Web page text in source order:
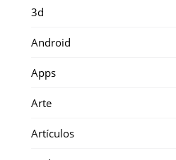
3d
Android
Apps
Arte
Artículos